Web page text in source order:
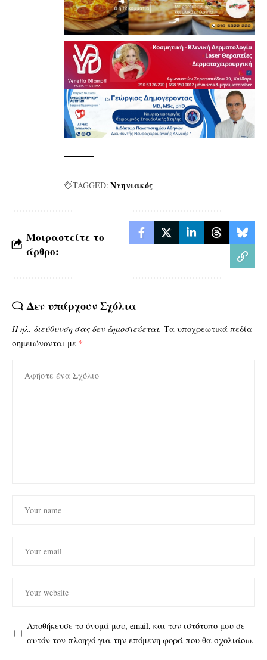
TAGGED: Ντηνιακός
Μοιραστείτε το
άρθρο:
Δεν υπάρχουν Σχόλια
Η ηλ. διεύθυνση σας δεν δημοσιεύεται. Τα υποχρεωτικά πεδία
σημειώνονται με *
Αποθήκευσε το όνομά μου, email, και τον ιστότοπο μου σε
αυτόν τον πλοηγό για την επόμενη φορά που θα σχολιάσω.